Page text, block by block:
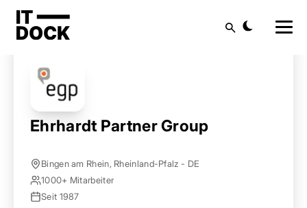
Startseite Anbieter finden
Ehrhardt Partner Group
Bingen am Rhein, Rheinland-Pfalz - DE
1000+ Mitarbeiter
Seit 1987